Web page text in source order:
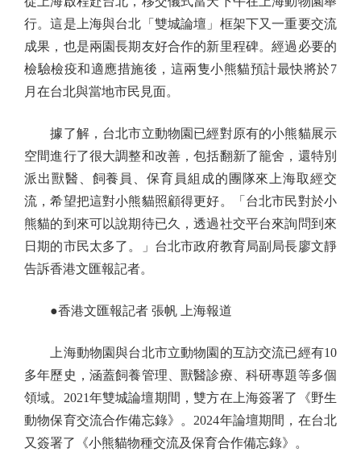
行。這是上海與台北「雙城論壇」框架下又一重要交流
成果，也是兩園長期友好合作的新里程碑。經過必要的
檢驗檢疫和適應措施後，這兩隻小熊貓預計最快將於7
月在台北與當地市民見面。
據了解，台北市立動物園已經對原有的小熊貓展示
空間進行了很大調整和改善，包括翻新了籠舍，還特別
派出獸醫、飼養員、保育員組成的團隊來上海取經交
流，希望把這對小熊貓照顧得更好。「台北市民對於小
熊貓的到來可以說期待已久，透過社交平台來詢問到來
日期的市民太多了。」台北市政府教育局副局長廖文靜
告訴香港文匯報記者。
●香港文匯報記者 張帆 上海報道
上海動物園與台北市立動物園的互訪交流已經有10
多年歷史，涵蓋飼養管理、獸醫診療、科研專題等多個
領域。2021年雙城論壇期間，雙方在上海簽署了《野生
動物保育交流合作備忘錄》。2024年論壇期間，在台北
又簽署了《小熊貓物種交流及保育合作備忘錄》。